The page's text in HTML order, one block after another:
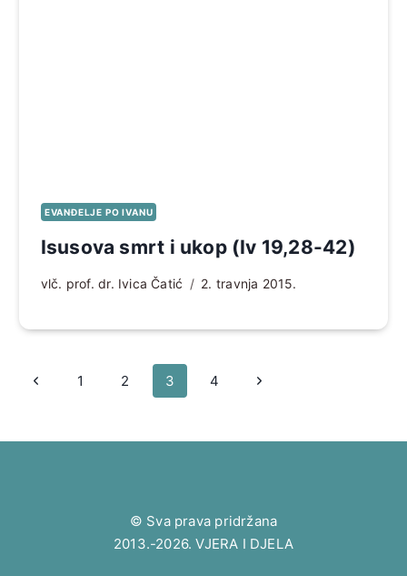
EVANĐELJE PO IVANU
Isusova smrt i ukop (Iv 19,28-42)
vlč. prof. dr. Ivica Čatić 2. travnja 2015.
Page
Prethodna
1 2 3 4
Sljedeća
© Sva prava pridržana
2013.-2026. VJERA I DJELA